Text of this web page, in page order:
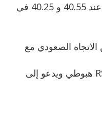
مراكز البيع تحت 41.10 بأهداف عند 40.55 و 40.25 في
من الاتجاه الصعودي مع
ملحوظة: مؤشر القوة النسبية RSI هبوطي ويدعو إلى